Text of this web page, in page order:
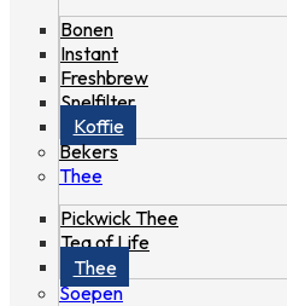
Bonen
Instant
Freshbrew
Snelfilter
Koffie
Bekers
Thee
Pickwick Thee
Tea of Life
Thee
Soepen